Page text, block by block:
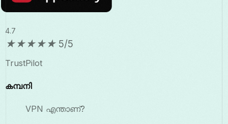
4.7
★★★★★ 5/5
TrustPilot
കമ്പനി
VPN എന്താണ്?